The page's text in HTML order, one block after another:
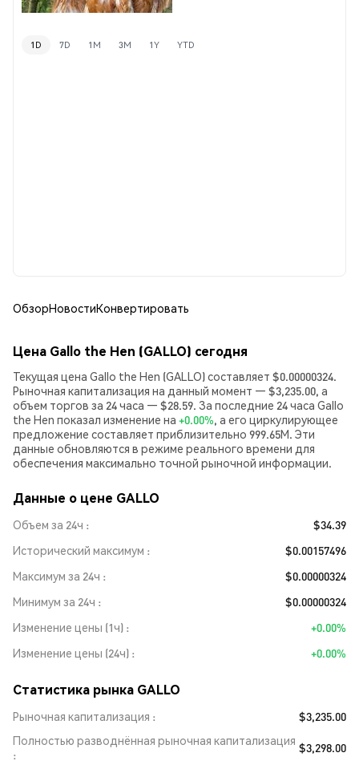
1D 7D 1M 3M 1Y YTD
ОбзорНовостиКонвертировать
Цена Gallo the Hen (GALLO) сегодня
Текущая цена Gallo the Hen (GALLO) составляет $0.00000324.
Рыночная капитализация на данный момент — $3,235.00, а
объем торгов за 24 часа — $28.59. За последние 24 часа Gallo
the Hen показал изменение на +0.00%, а его циркулирующее
предложение составляет приблизительно 999.65M. Эти
данные обновляются в режиме реального времени для
обеспечения максимально точной рыночной информации.
Данные о цене GALLO
Объем за 24ч
$34.39
Исторический максимум
$0.00157496
Максимум за 24ч
$0.00000324
Минимум за 24ч
$0.00000324
Изменение цены (1ч)
+0.00%
Изменение цены (24ч)
+0.00%
Статистика рынка GALLO
Рыночная капитализация
$3,235.00
Полностью разводнённая рыночная капитализация $3,298.00